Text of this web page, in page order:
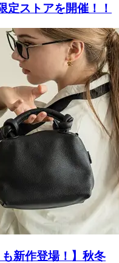
定ストアを開催！！
新作登場！】秋冬